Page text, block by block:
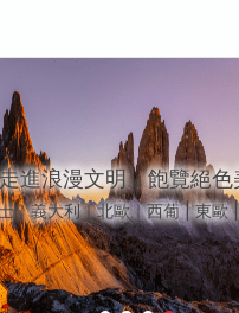
走進浪漫文明，飽覽絕色
｜義大利｜北歐｜西葡 | 東歐